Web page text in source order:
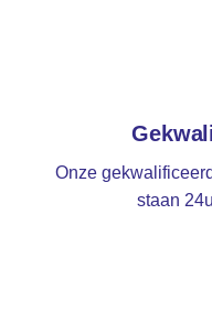
Onze
staan